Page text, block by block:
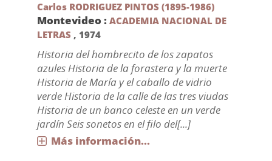
Carlos RODRIGUEZ PINTOS (1895-1986)
Montevideo : ACADEMIA NACIONAL DE
LETRAS , 1974
Historia del hombrecito de los zapatos
azules Historia de la forastera y la muerte
Historia de María y el caballo de vidrio
verde Historia de la calle de las tres viudas
Historia de un banco celeste en un verde
jardín Seis sonetos en el filo del[...]
Más información...